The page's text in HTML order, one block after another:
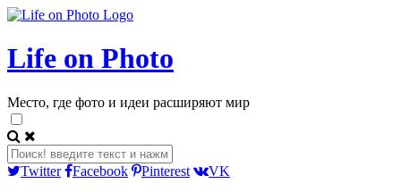
Life on Photo
Место, где фото и идеи расширяют мир
Twitter Facebook Pinterest
VK